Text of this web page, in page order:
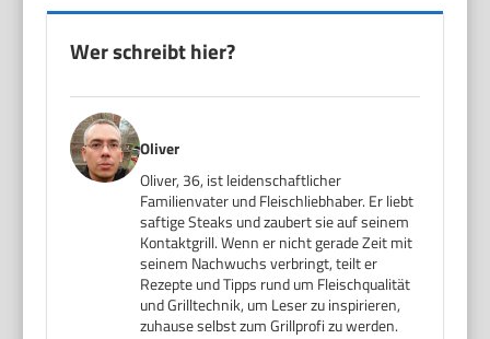
Wer schreibt hier?
Oliver
Oliver, 36, ist leidenschaftlicher
Familienvater und Fleischliebhaber. Er liebt
saftige Steaks und zaubert sie auf seinem
Kontaktgrill. Wenn er nicht gerade Zeit mit
seinem Nachwuchs verbringt, teilt er
Rezepte und Tipps rund um Fleischqualität
und Grilltechnik, um Leser zu inspirieren,
zuhause selbst zum Grillprofi zu werden.